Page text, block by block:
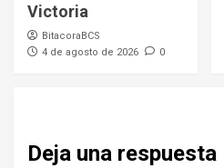
Victoria
BitacoraBCS
4 de agosto de 2026
0
Deja una respuesta